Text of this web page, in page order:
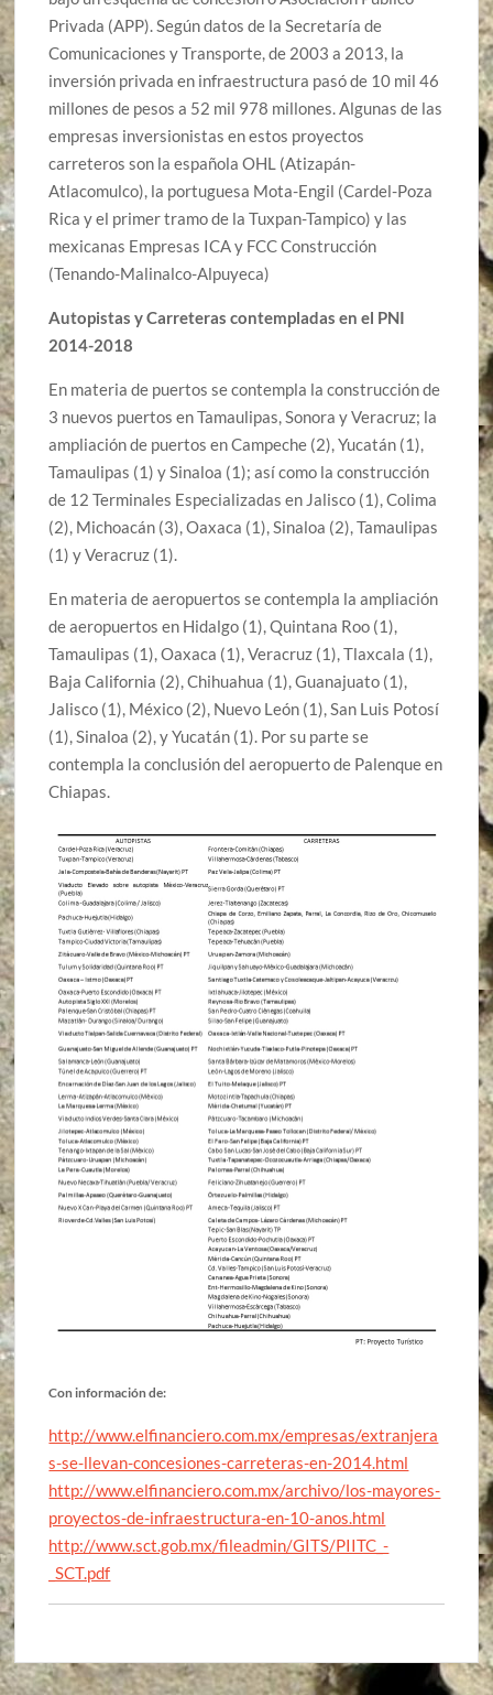
Privada (APP). Según datos de la Secretaría de
Comunicaciones y Transporte, de 2003 a 2013, la
inversión privada en infraestructura pasó de 10 mil 46
millones de pesos a 52 mil 978 millones. Algunas de las
empresas inversionistas en estos proyectos
carreteros son la española OHL (Atizapán-
Atlacomulco), la portuguesa Mota-Engil (Cardel-Poza
Rica y el primer tramo de la Tuxpan-Tampico) y las
mexicanas Empresas ICA y FCC Construcción
(Tenando-Malinalco-Alpuyeca)
Autopistas y Carreteras contempladas en el PNI
2014-2018
En materia de puertos se contempla la construcción de
3 nuevos puertos en Tamaulipas, Sonora y Veracruz; la
ampliación de puertos en Campeche (2), Yucatán (1),
Tamaulipas (1) y Sinaloa (1); así como la construcción
de 12 Terminales Especializadas en Jalisco (1), Colima
(2), Michoacán (3), Oaxaca (1), Sinaloa (2), Tamaulipas
(1) y Veracruz (1).
En materia de aeropuertos se contempla la ampliación
de aeropuertos en Hidalgo (1), Quintana Roo (1),
Tamaulipas (1), Oaxaca (1), Veracruz (1), Tlaxcala (1),
Baja California (2), Chihuahua (1), Guanajuato (1),
Jalisco (1), México (2), Nuevo León (1), San Luis Potosí
(1), Sinaloa (2), y Yucatán (1). Por su parte se
contempla la conclusión del aeropuerto de Palenque en
Chiapas.
Con información de:
http://www.elfinanciero.com.mx/empresas/extranjera
s-se-llevan-concesiones-carreteras-en-2014.html
http://www.elfinanciero.com.mx/archivo/los-mayores-
proyectos-de-infraestructura-en-10-anos.html
http://www.sct.gob.mx/fileadmin/GITS/PIITC_-
_SCT.pdf